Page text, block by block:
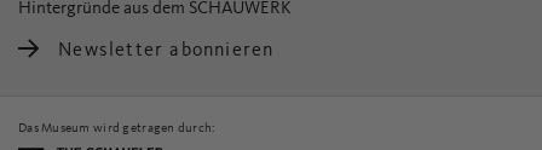
Hintergründe aus dem SCHAUWERK
Newsletter abonnieren
Das Museum wird getragen durch: